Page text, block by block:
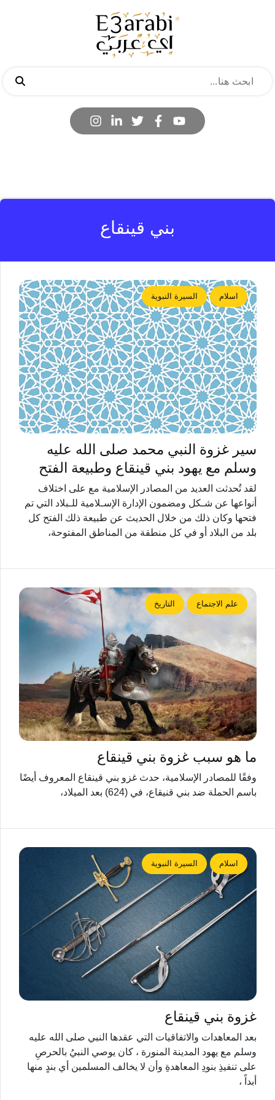
بني قينقاع
اسلام السيرة النبوية
سير غزوة النبي محمد صلى الله عليه
وسلم مع يهود بني قينقاع وطبيعة الفتح
لقد تُحدثت العديد من المصادر الإسلامية مع على اختلاف
أنواعها عن شـكل ومضمون الإدارة الإسـلامية للـبلاد التي تم
فتحها وكان ذلك من خلال الحديث عن طبيعة ذلك الفتح كل
بلد من البلاد أو في كل منطقة من المناطق المفتوحة،
علم الاجتماع التاريخ
ما هو سبب غزوة ​​بني قينقاع
وفقًا للمصادر الإسلامية، حدث غزو بني قينقاع المعروف أيضًا
باسم الحملة ضد بني قنيقاع، في (624) بعد الميلاد،
اسلام السيرة النبوية
غزوة بني قينقاع
بعد المعاهدات والاتفاقيات التي عقدها النبي صلى الله عليه
وسلم مع يهود المدينة المنورة ، كان يوصي النبيُ بالحرصِ
على تنفيذِ بنودِ المعاهدةِ وأن لا يخالف المسلمين أي بندٍ منها
أبداً ،